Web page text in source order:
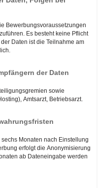
Bewerbungsvoraussetzungen
Es besteht keine Pflicht
Daten ist die Teilnahme am
der Daten
sowie
Amtsarzt, Betriebsarzt.
Monaten nach Einstellung
erfolgt die Anonymisierung
ab Dateneingabe werden